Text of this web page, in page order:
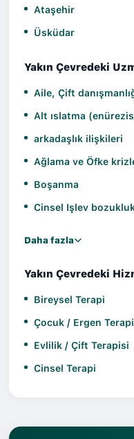
Ataşehir
Üsküdar
Yakın Çevredeki
Aile, Çift
Alt ıslatma
arkadaşlık ilişkileri
Ağlama ve Öfke
Boşanma
Cinsel Işlev
Daha fazla
Yakın Çevredeki
Bireysel Terapi
Çocuk / Ergen
Evlilik / Çift Terapisi
Cinsel Terapi